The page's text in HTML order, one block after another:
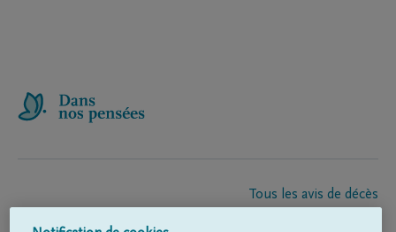
Tous les avis de décès